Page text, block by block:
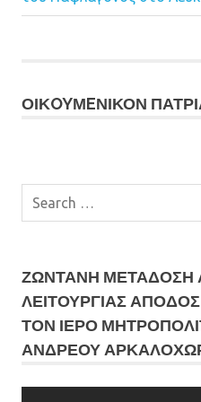
ΟΙΚOYΜEΝΙΚΟΝ
ΖΩΝΤΑΝΗ ΜΕΤΆΔΟΣΗ
ΛΕΙΤΟΥΡΓΙΑΣ
ΤΟΝ ΙΕΡΟ
ΑΝΔΡΕΟΥ